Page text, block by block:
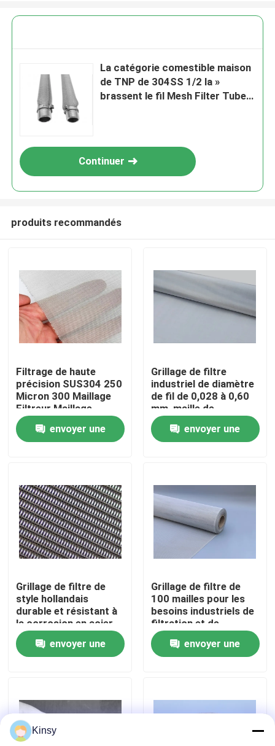
À la maison
Produits
À propos de nous
Visite de l'usine
Contrôle de la qualité
Nous contacter
Les affaires
Fil tissé Mesh Screen
La catégorie comestible maison
de TNP de 304SS 1/2 la »
brassent le fil Mesh Filter Tube
Continuer
produits recommandés
Filtrage de haute
précision SUS304 250
Micron 300 Maillage
Filtreur Maillage
envoyer une
Grillage de filtre
industriel de diamètre
de fil de 0,028 à 0,60
mm, maille de
précision pour des
solutions de filtration
et de criblage
envoyer une
Grillage de filtre de
style hollandais
durable et résistant à
la corrosion en acier
inoxydable
envoyer une
Grillage de filtre de
100 mailles pour les
besoins industriels de
filtration et de
séparation de
particulesenvoyer une
Kinsy